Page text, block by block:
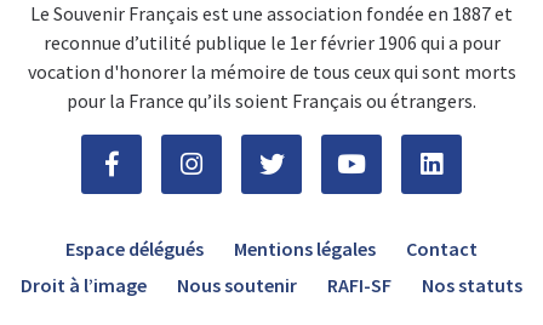
Le Souvenir Français est une association fondée en 1887 et
reconnue d’utilité publique le 1er février 1906 qui a pour
vocation d'honorer la mémoire de tous ceux qui sont morts
pour la France qu’ils soient Français ou étrangers.
Espace délégués Mentions légales
Contact
Droit à l’image
Nous soutenir RAFI-SF Nos statuts